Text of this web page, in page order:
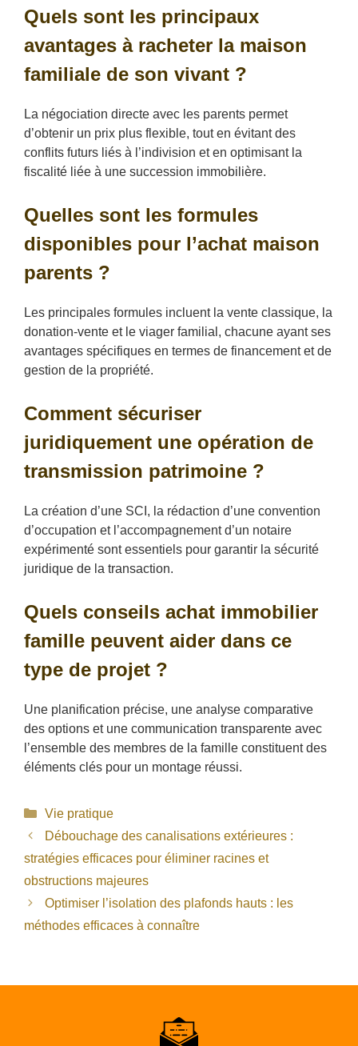
Quels sont les principaux
avantages à racheter la maison
familiale de son vivant ?
La négociation directe avec les parents permet
d’obtenir un prix plus flexible, tout en évitant des
conflits futurs liés à l’indivision et en optimisant la
fiscalité liée à une succession immobilière.
Quelles sont les formules
disponibles pour l’achat maison
parents ?
Les principales formules incluent la vente classique, la
donation-vente et le viager familial, chacune ayant ses
avantages spécifiques en termes de financement et de
gestion de la propriété.
Comment sécuriser
juridiquement une opération de
transmission patrimoine ?
La création d’une SCI, la rédaction d’une convention
d’occupation et l’accompagnement d’un notaire
expérimenté sont essentiels pour garantir la sécurité
juridique de la transaction.
Quels conseils achat immobilier
famille peuvent aider dans ce
type de projet ?
Une planification précise, une analyse comparative
des options et une communication transparente avec
l’ensemble des membres de la famille constituent des
éléments clés pour un montage réussi.
Catégories
Vie pratique
Débouchage des canalisations extérieures :
stratégies efficaces pour éliminer racines et
obstructions majeures
Optimiser l’isolation des plafonds hauts : les
méthodes efficaces à connaître